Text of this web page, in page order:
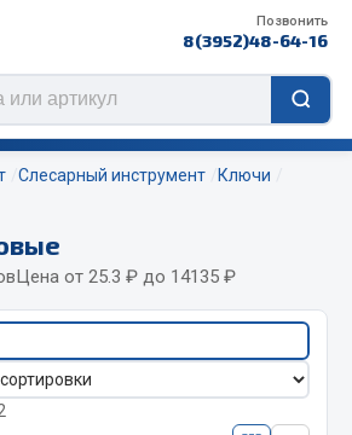
Позвонить
8(3952)48-64-16
на колеса BOHU
Слесарный инструмент
Ключи
Цена от 25.3 ₽ до 14135 ₽